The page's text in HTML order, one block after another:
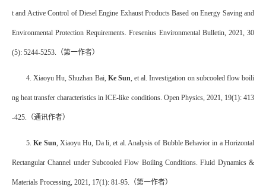
t and Active Control of Diesel Engine Exhaust Products Based on Energy Saving and
Environmental Protection Requirements. Fresenius Environmental Bulletin, 2021, 30
(5): 5244-5253. （第一作者）
4. Xiaoyu Hu, Shuzhan Bai, Ke Sun, et al. Investigation on subcooled flow boili
ng heat transfer characteristics in ICE-like conditions. Open Physics, 2021, 19(1): 413
-425. （通讯作者）
5. Ke Sun, Xiaoyu Hu, Da li, et al. Analysis of Bubble Behavior in a Horizontal
Rectangular Channel under Subcooled Flow Boiling Conditions. Fluid Dynamics &
Materials Processing, 2021, 17(1): 81-95. （第一作者）